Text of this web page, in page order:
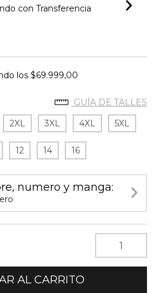
con Transferencia
los$69.999,00
GUÍA DE TALLES
2XL 3XL 4XL 5XL
12 14 16
numero y manga: